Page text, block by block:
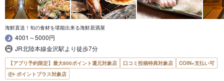
海鮮直送！旬の食材を堪能出来る海鮮居酒屋
4001～5000円
JR北陸本線金沢駅より徒歩7分
【アプリ予約限定】最大800ポイント還元対象店 口コミ投稿特典対象店
COIN+支払い可
ポイントプラス対象店